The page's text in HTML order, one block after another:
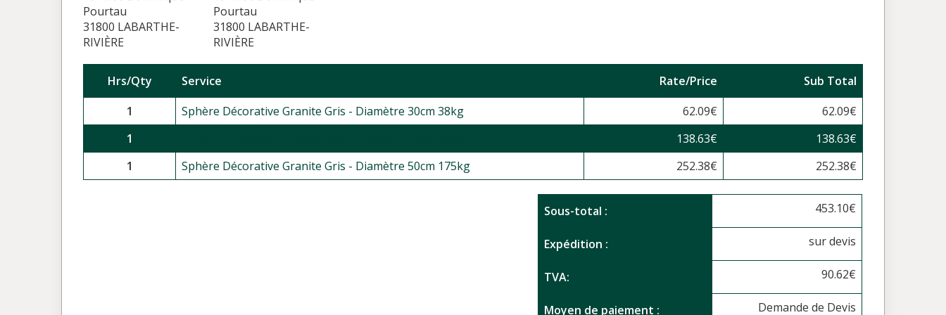
Pourtau
31800 LABARTHE-
RIVIÈRE
Pourtau
31800 LABARTHE-
RIVIÈRE
Hrs/Qty Service Rate/Price
Sub Total
1
Sphère Décorative Granite Gris - Diamètre 30cm 38kg 62.09€ 62.09€
1
138.63€ 138.63€
1
Sphère Décorative Granite Gris - Diamètre 50cm 175kg 252.38€ 252.38€
Sous-total : 453.10€
Expédition : sur devis
TVA: 90.62€
Moyen de paiement : Demande de Devis